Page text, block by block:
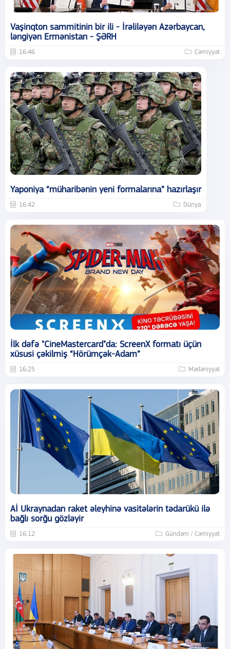
Vaşinqton sammitinin bir ili - İrəliləyən Azərbaycan,
ləngiyən Ermənistan - ŞƏRH
16:46 Cəmiyyət
Yaponiya “müharibənin yeni formalarına” hazırlaşır
16:42 Dünya
İlk dəfə "CineMastercard"da: ScreenX formatı üçün
xüsusi çəkilmiş “Hörümçək-Adam”
16:25 Mədəniyyət
Aİ Ukraynadan raket əleyhinə vasitələrin tədarükü ilə
bağlı sorğu gözləyir
16:12 Gündəm / Cəmiyyət